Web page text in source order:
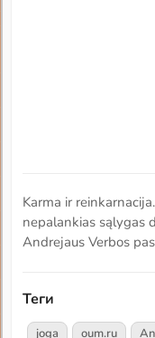
Karma ir
nepalankias sąlygas
Andrejaus Verbos
Теги
joga oum.ru